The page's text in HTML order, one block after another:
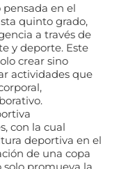
pensada en el
quinto grado,
a través de
y deporte. Este
crear sino
actividades que
con la cual
deportiva en el
de una copa
promueva la